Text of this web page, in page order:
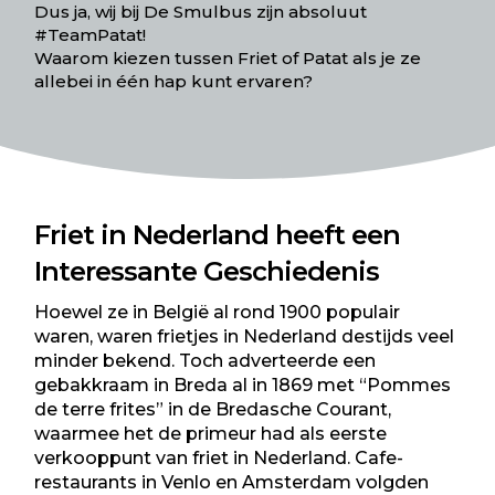
Dus ja, wij bij De Smulbus zijn absoluut
#TeamPatat!
Waarom kiezen tussen Friet of Patat als je ze
allebei in één hap kunt ervaren?
Friet in Nederland heeft een
Interessante Geschiedenis
Hoewel ze in België al rond 1900 populair
waren, waren frietjes in Nederland destijds veel
minder bekend. Toch adverteerde een
gebakkraam in Breda al in 1869 met “Pommes
de terre frites” in de Bredasche Courant,
waarmee het de primeur had als eerste
verkooppunt van friet in Nederland. Cafe-
restaurants in Venlo en Amsterdam volgden